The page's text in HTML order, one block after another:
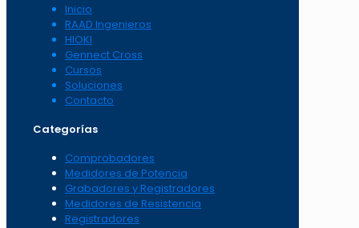
Inicio
RAAD Ingenieros
HIOKI
Gennect Cross
Cursos
Soluciones
Contacto
Categorías
Comprobadores
Medidores de Potencia
Grabadores y Registradores
Medidores de Resistencia
Registradores